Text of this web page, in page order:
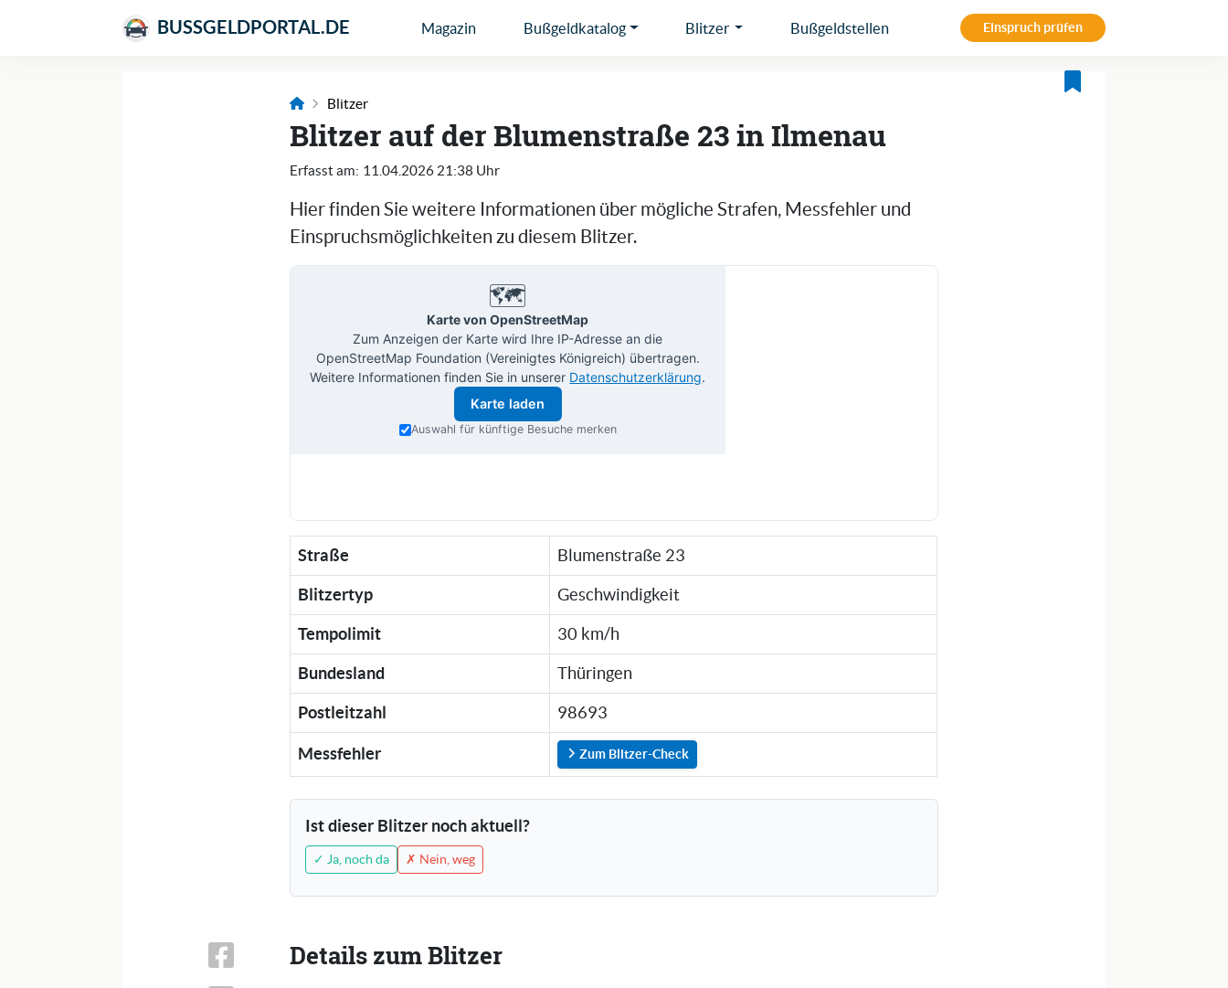
BUSSGELDPORTAL.DE Magazin Bußgeldkatalog Blitzer Bußgeldstellen Einspruch prüfen
Blitzer
Blitzer auf der Blumenstraße 23 in Ilmenau
Erfasst am: 11.04.2026 21:38 Uhr
Hier finden Sie weitere Informationen über mögliche Strafen, Messfehler und
Einspruchsmöglichkeiten zu diesem Blitzer.
🗺️
Karte von OpenStreetMap
Zum Anzeigen der Karte wird Ihre IP-Adresse an die
OpenStreetMap Foundation (Vereinigtes Königreich) übertragen.
Weitere Informationen finden Sie in unserer Datenschutzerklärung.
Karte laden
Auswahl für künftige Besuche merken
Straße Blumenstraße 23
Blitzertyp Geschwindigkeit
Tempolimit 30 km/h
Bundesland Thüringen
Postleitzahl 98693
Messfehler Zum Blitzer-Check
Ist dieser Blitzer noch aktuell?
✓ Ja, noch da ✗ Nein, weg
Details zum Blitzer